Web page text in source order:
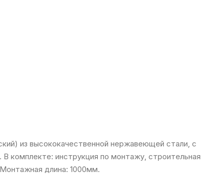
из высококачественной нержавеющей стали, с
комплекте: инструкция по монтажу, строительная
Монтажная длина: 1000мм.